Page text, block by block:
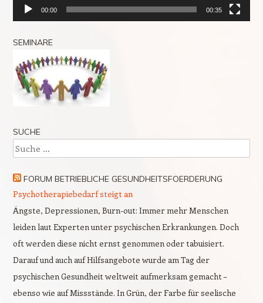
00:00 00:35
SEMINARE
SUCHE
Suche
FORUM BETRIEBLICHE GESUNDHEITSFOERDERUNG
Psychotherapiebedarf steigt an
Ängste, Depressionen, Burn-out: Immer mehr Menschen
leiden laut Experten unter psychischen Erkrankungen. Doch
oft werden diese nicht ernst genommen oder tabuisiert.
Darauf und auch auf Hilfsangebote wurde am Tag der
psychischen Gesundheit weltweit aufmerksam gemacht –
ebenso wie auf Missstände. In Grün, der Farbe für seelische